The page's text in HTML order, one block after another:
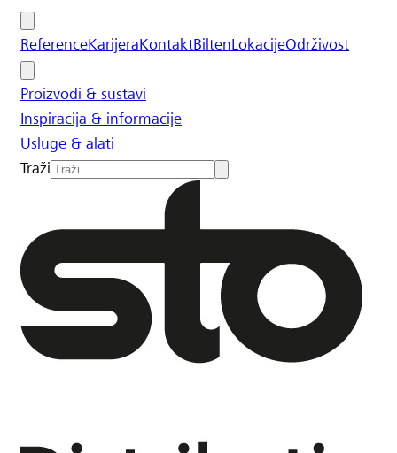
ReferenceKarijeraKontaktBiltenLokacijeOdrživost
Proizvodi & sustavi
Inspiracija & informacije
Usluge & alati
Traži